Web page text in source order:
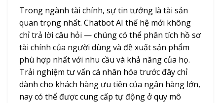
Trong ngành tài chính, sự tin tưởng là tài sản
quan trọng nhất. Chatbot AI thế hệ mới không
chỉ trả lời câu hỏi — chúng có thể phân tích hồ sơ
tài chính của người dùng và đề xuất sản phẩm
phù hợp nhất với nhu cầu và khả năng của họ.
Trải nghiệm tư vấn cá nhân hóa trước đây chỉ
dành cho khách hàng ưu tiên của ngân hàng lớn,
nay có thể được cung cấp tự động ở quy mô